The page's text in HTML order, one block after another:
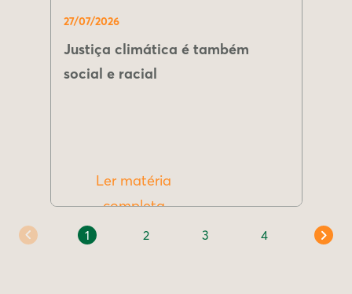
27/07/2026
Justiça climática é também
social e racial
Ler matéria
completa
1 2 3 4